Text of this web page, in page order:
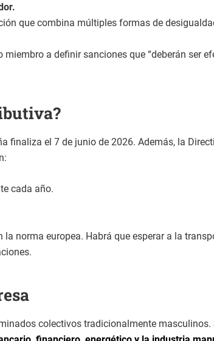
que combina múltiples formas de
a definir sanciones que “deberán ser
finaliza el 7 de junio de 2026. Además, la
cada año.
norma europea. Habrá que esperar a la
colectivos tradicionalmente